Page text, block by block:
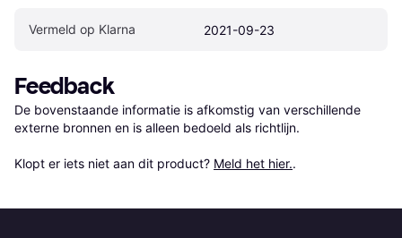
Vermeld op Klarna 2021-09-23
Feedback
De bovenstaande informatie is afkomstig van verschillende
externe bronnen en is alleen bedoeld als richtlijn.
Klopt er iets niet aan dit product? Meld het hier..